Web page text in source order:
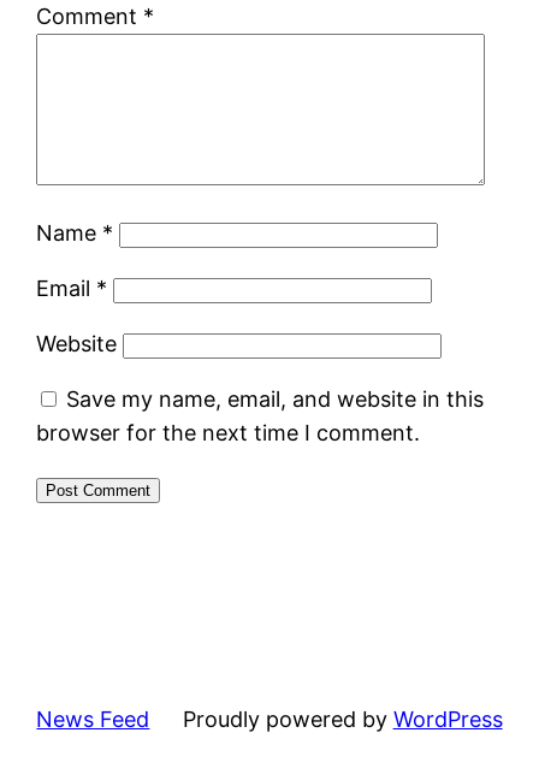
Comment *
Name *
Email *
Website
Save my name, email, and website in this
browser for the next time I comment.
News Feed Proudly powered by WordPress